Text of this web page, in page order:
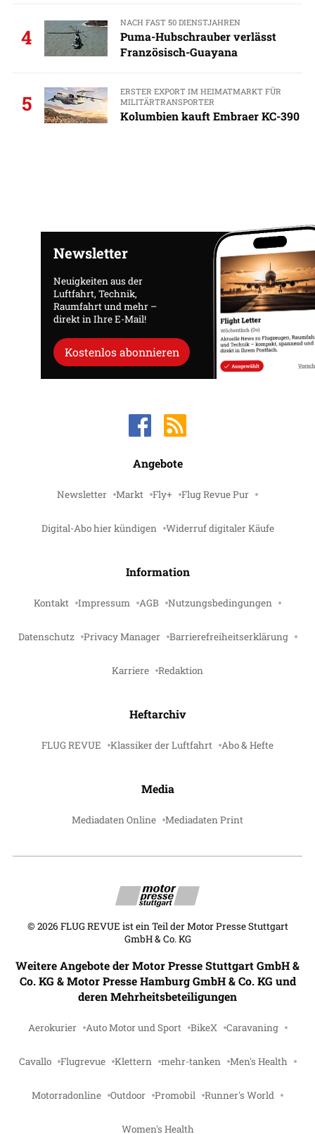
4
NACH FAST 50 DIENSTJAHREN
Puma-Hubschrauber verlässt
Französisch-Guayana
5
ERSTER EXPORT IM HEIMATMARKT FÜR
MILITÄRTRANSPORTER
Kolumbien kauft Embraer KC-390
Newsletter
Neuigkeiten aus der
Luftfahrt, Technik,
Raumfahrt und mehr –
direkt in Ihre E-Mail!
Kostenlos abonnieren
Angebote
Newsletter Markt Fly+ Flug Revue Pur
Digital-Abo hier kündigen Widerruf digitaler Käufe
Information
Kontakt Impressum AGB Nutzungsbedingungen
Datenschutz Privacy Manager Barrierefreiheitserklärung
Karriere Redaktion
Heftarchiv
FLUG REVUE Klassiker der Luftfahrt Abo & Hefte
Media
Mediadaten Online Mediadaten Print
© 2026 FLUG REVUE ist ein Teil der Motor Presse Stuttgart
GmbH & Co. KG
Weitere Angebote der Motor Presse Stuttgart GmbH &
Co. KG & Motor Presse Hamburg GmbH & Co. KG und
deren Mehrheitsbeteiligungen
Aerokurier Auto Motor und Sport BikeX Caravaning
Cavallo Flugrevue Klettern mehr-tanken Men's Health
Motorradonline Outdoor Promobil Runner's World
Women's Health